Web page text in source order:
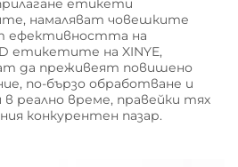
етикети
намаляват човешките
ефективността на
етикетите на XINYE,
да преживеят повишено
по-бързо обработване и
реално време, правейки тях
конкурентен пазар.